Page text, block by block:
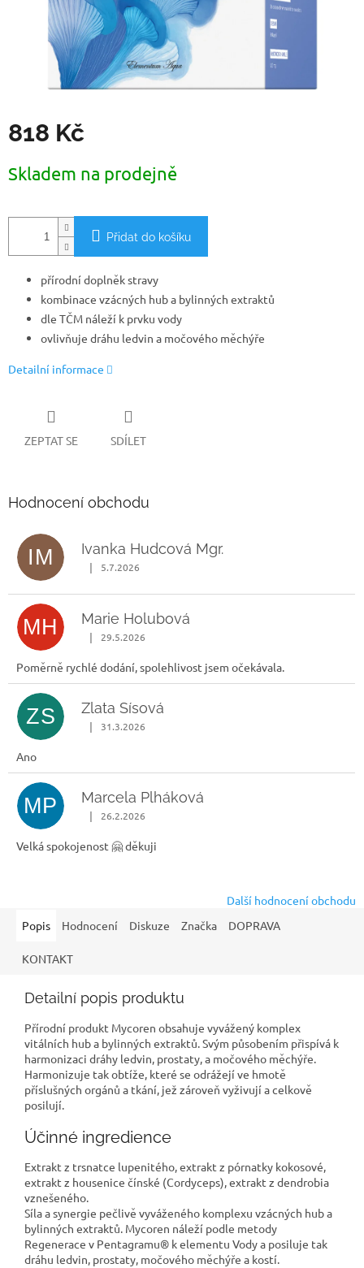
818 Kč
cena:
Skladem na prodejně
Přidat do košíku
přírodní doplněk stravy
kombinace vzácných hub a bylinných extraktů
dle TČM náleží k prvku vody
ovlivňuje dráhu ledvin a močového měchýře
Detailní informace
ZEPTAT SE SDÍLET
Hodnocení obchodu
IM Ivanka Hudcová Mgr.
Hodnocení obchodu je 5 z 5 hvězdiček.
| 5.7.2026
MH Marie Holubová
Hodnocení obchodu je 5 z 5 hvězdiček.
| 29.5.2026
Poměrně rychlé dodání, spolehlivost jsem očekávala.
ZS Zlata Sísová
Hodnocení obchodu je 5 z 5 hvězdiček.
| 31.3.2026
Ano
MP Marcela Plháková
Hodnocení obchodu je 5 z 5 hvězdiček.
| 26.2.2026
Velká spokojenost 🤗 děkuji
Další hodnocení obchodu
Popis
Hodnocení Diskuze Značka DOPRAVA
KONTAKT
Detailní popis produktu
Přírodní produkt Mycoren obsahuje vyvážený komplex
vitálních hub a bylinných extraktů. Svým působením přispívá k
harmonizaci dráhy ledvin, prostaty, a močového měchýře.
Harmonizuje tak obtíže, které se odrážejí ve hmotě
příslušných orgánů a tkání, jež zároveň vyživují a celkově
posilují.
Účinné ingredience
Extrakt z trsnatce lupenitého, extrakt z pórnatky kokosové,
extrakt z housenice čínské (Cordyceps), extrakt z dendrobia
vznešeného.
Síla a synergie pečlivě vyváženého komplexu vzácných hub a
bylinných extraktů. Mycoren náleží podle metody
Regenerace v Pentagramu® k elementu Vody a posiluje tak
dráhu ledvin, prostaty, močového měchýře a kostí.